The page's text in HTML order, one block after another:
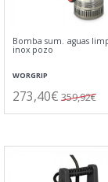
Bomba sum. aguas
inox pozo
WORGRIP
273,40€ 359,92€